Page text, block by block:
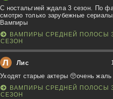
С ностальгией ждала 3 сезон. По
смотрю только зарубежные
Вампиры
ВАМПИРЫ СРЕДНЕЙ ПОЛОСЫ
СЕЗОН
Л Лис
Уходят старые актеры 🥺очень жаль
ВАМПИРЫ СРЕДНЕЙ ПОЛОСЫ
СЕЗОН